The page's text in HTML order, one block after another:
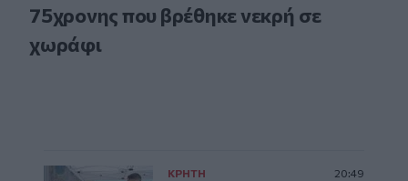
75χρονης που βρέθηκε νεκρή σε
χωράφι
ΚΡΗΤΗ 20:49